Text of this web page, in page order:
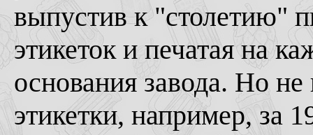
выпустив к "столетию"
этикеток и печатая на
основания завода. Но не
этикетки, например, за